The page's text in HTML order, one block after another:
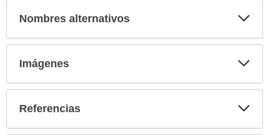
Nombres alternativos
Imágenes
Referencias